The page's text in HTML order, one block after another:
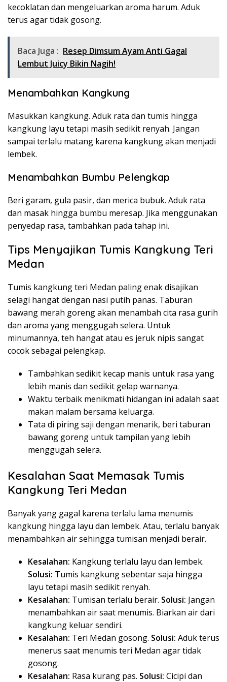
kecoklatan dan mengeluarkan aroma harum. Aduk
terus agar tidak gosong.
Baca Juga : Resep Dimsum Ayam Anti Gagal
Lembut Juicy Bikin Nagih!
Menambahkan Kangkung
Masukkan kangkung. Aduk rata dan tumis hingga
kangkung layu tetapi masih sedikit renyah. Jangan
sampai terlalu matang karena kangkung akan menjadi
lembek.
Menambahkan Bumbu Pelengkap
Beri garam, gula pasir, dan merica bubuk. Aduk rata
dan masak hingga bumbu meresap. Jika menggunakan
penyedap rasa, tambahkan pada tahap ini.
Tips Menyajikan Tumis Kangkung Teri
Medan
Tumis kangkung teri Medan paling enak disajikan
selagi hangat dengan nasi putih panas. Taburan
bawang merah goreng akan menambah cita rasa gurih
dan aroma yang menggugah selera. Untuk
minumannya, teh hangat atau es jeruk nipis sangat
cocok sebagai pelengkap.
Tambahkan sedikit kecap manis untuk rasa yang
lebih manis dan sedikit gelap warnanya.
Waktu terbaik menikmati hidangan ini adalah saat
makan malam bersama keluarga.
Tata di piring saji dengan menarik, beri taburan
bawang goreng untuk tampilan yang lebih
menggugah selera.
Kesalahan Saat Memasak Tumis
Kangkung Teri Medan
Banyak yang gagal karena terlalu lama menumis
kangkung hingga layu dan lembek. Atau, terlalu banyak
menambahkan air sehingga tumisan menjadi berair.
Kesalahan: Kangkung terlalu layu dan lembek.
Solusi: Tumis kangkung sebentar saja hingga
layu tetapi masih sedikit renyah.
Kesalahan: Tumisan terlalu berair. Solusi: Jangan
menambahkan air saat menumis. Biarkan air dari
kangkung keluar sendiri.
Kesalahan: Teri Medan gosong. Solusi: Aduk terus
menerus saat menumis teri Medan agar tidak
gosong.
Kesalahan: Rasa kurang pas. Solusi: Cicipi dan